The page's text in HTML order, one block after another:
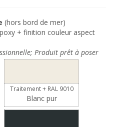
(hors bord de mer)
+ finition couleur aspect
Produit prêt à poser
Traitement + RAL 9010
Blanc pur